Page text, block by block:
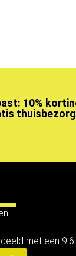
10%
met een